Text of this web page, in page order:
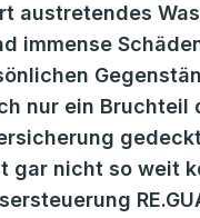
austretendes
immense
nur ein Bruchteil
gar nicht so weit